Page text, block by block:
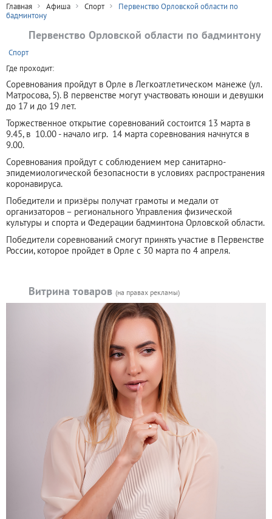
Главная Афиша Спорт
Первенство Орловской области по
бадминтону
Первенство Орловской области по бадминтону
Спорт
Где проходит:
Соревнования пройдут в Орле в Легкоатлетическом манеже (ул.
Матросова, 5). В первенстве могут участвовать юноши и девушки
до 17 и до 19 лет.
Торжественное открытие соревнований состоится 13 марта в
9.45, в 10.00 - начало игр. 14 марта соревнования начнутся в
9.00.
Соревнования пройдут с соблюдением мер санитарно-
эпидемиологической безопасности в условиях распространения
коронавируса.
Победители и призёры получат грамоты и медали от
организаторов – регионального Управления физической
культуры и спорта и Федерации бадминтона Орловской области.
Победители соревнований смогут принять участие в Первенстве
России, которое пройдет в Орле с 30 марта по 4 апреля.
Витрина товаров (на правах рекламы)